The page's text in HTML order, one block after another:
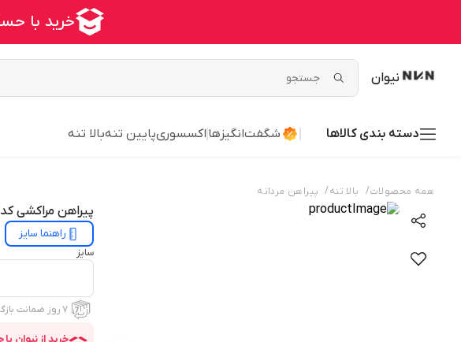
نیوان
دسته بندی کالاها شگفت‌انگیزها اکسسوریپایین تنهبالا تنه
همه محصولات/ بالا تنه/ پیراهن مردانه
پیراهن مراکشی کد 444 سفید
راهنما سایز
سایز
۷ روز ضمانت بازگشت کالا